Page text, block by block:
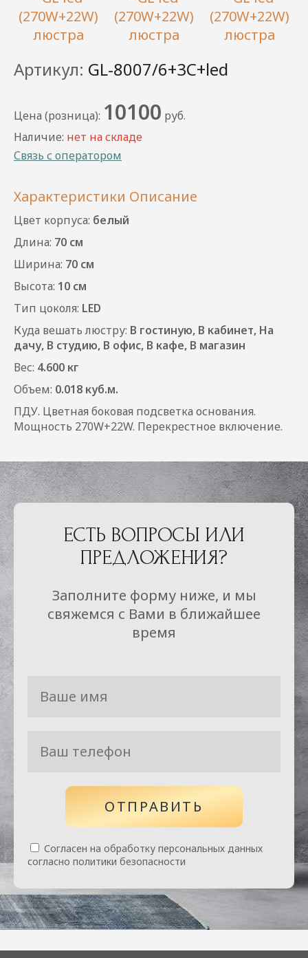
Артикул: GL-8007/6+3C+led
Цена (розница): 10100 руб.
Наличие: нет на складе
Связь с оператором
Характеристики Описание
Цвет корпуса: белый
Длина: 70 см
Ширина: 70 см
Высота: 10 см
Тип цоколя: LED
Куда вешать люстру: В гостиную, В кабинет, На
дачу, В студию, В офис, В кафе, В магазин
Вес: 4.600 кг
Объем: 0.018 куб.м.
ПДУ. Цветная боковая подсветка основания.
Мощность 270W+22W. Перекрестное включение.
ЕСТЬ ВОПРОСЫ ИЛИ
ПРЕДЛОЖЕНИЯ?
Заполните форму ниже, и мы
свяжемся с Вами в ближайшее
время
ОТПРАВИТЬ
Согласен на обработку персональных данных
согласно политики безопасности